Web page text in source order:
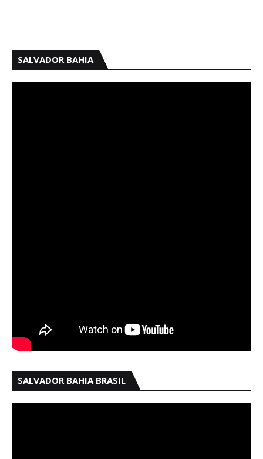
SALVADOR BAHIA
SALVADOR BAHIA BRASIL